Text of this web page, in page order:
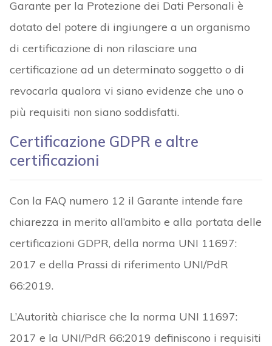
Garante per la Protezione dei Dati Personali è
dotato del potere di ingiungere a un organismo
di certificazione di non rilasciare una
certificazione ad un determinato soggetto o di
revocarla qualora vi siano evidenze che uno o
più requisiti non siano soddisfatti.
Certificazione GDPR e altre
certificazioni
Con la FAQ numero 12 il Garante intende fare
chiarezza in merito all’ambito e alla portata delle
certificazioni GDPR, della norma UNI 11697:
2017 e della Prassi di riferimento UNI/PdR
66:2019.
L’Autorità chiarisce che la norma UNI 11697:
2017 e la UNI/PdR 66:2019 definiscono i requisiti